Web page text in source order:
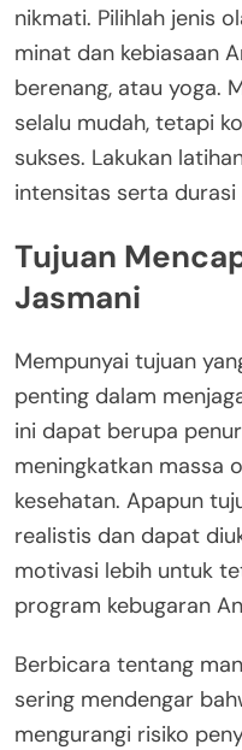
nikmati. Pilihlah jenis
minat dan kebiasaan
berenang, atau yoga.
selalu mudah, tetapi
sukses. Lakukan
intensitas serta durasi
Tujuan
Jasmani
Mempunyai tujuan
penting dalam
ini dapat berupa
meningkatkan massa
kesehatan. Apapun
realistis dan dapat
motivasi lebih untuk
program kebugaran
Berbicara tentang
sering mendengar
mengurangi risiko